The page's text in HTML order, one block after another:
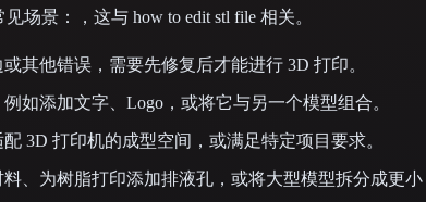
场景：，这与 how to edit stl file 相关。
其他错误，需要先修复后才能进行 3D 打印。
如添加文字、Logo，或将它与另一个模型组合。
3D 打印机的成型空间，或满足特定项目要求。
、为树脂打印添加排液孔，或将大型模型拆分成更小